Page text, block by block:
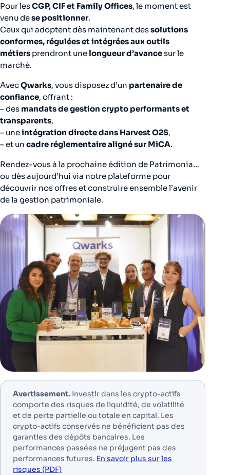
Pour lesCGP, CIF et Family Offices, le moment est
venu dese positionner.
Ceux qui adoptent dès maintenant dessolutions
conformes, régulées et intégrées aux outils
métiers prendront unelongueur d’avancesur le
marché.
AvecQwarks, vous disposez d’un partenaire de
confiance, offrant :
– des mandats de gestion crypto performants et
transparents,
– uneintégration directe dans Harvest O2S,
– et un cadre réglementaire aligné sur MiCA.
Rendez-vous à la prochaine édition de Patrimonia…
ou dès aujourd’hui via notre plateforme pour
découvrir nos offres et construire ensemble l’avenir
de la gestion patrimoniale.
Avertissement. Investir dans les crypto-actifs
comporte des risques de liquidité, de volatilité
et de perte partielle ou totale en capital. Les
crypto-actifs conservés ne bénéficient pas des
garanties des dépôts bancaires. Les
performances passées ne préjugent pas des
performances futures. En savoir plus sur les
risques (PDF)